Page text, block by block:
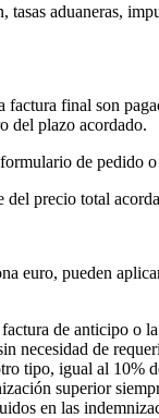
aduaneras,
final son
del plazo acordado.
de pedido o
del precio total
euro, pueden
de anticipo o
necesidad de
tipo, igual al
superior
en las